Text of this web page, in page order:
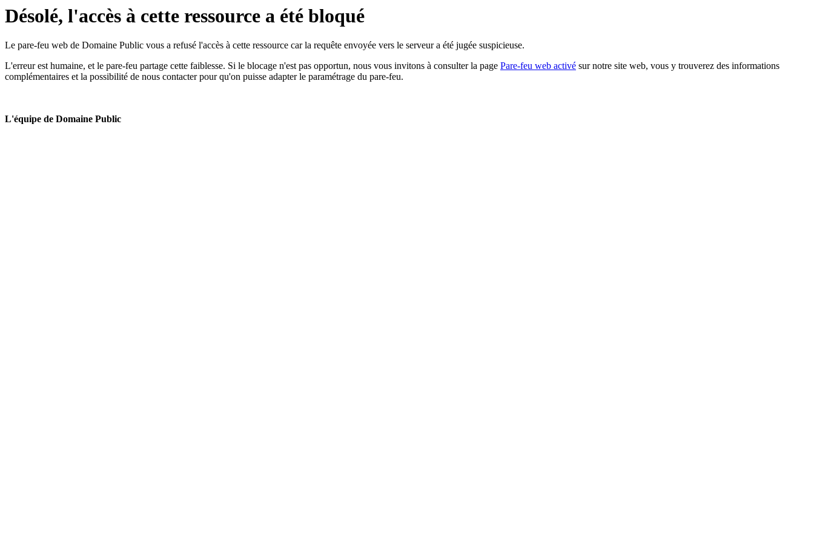
Désolé, l'accès à cette ressource a été bloqué
Le pare-feu web de Domaine Public vous a refusé l'accès à cette ressource car la requête envoyée vers le serveur a été jugée suspicieuse.
L'erreur est humaine, et le pare-feu partage cette faiblesse. Si le blocage n'est pas opportun, nous vous invitons à consulter la page Pare-feu web activé sur notre site web, vous y trouverez des informations
complémentaires et la possibilité de nous contacter pour qu'on puisse adapter le paramétrage du pare-feu.
L'équipe de Domaine Public